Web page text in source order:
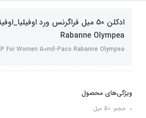
Rabanne Olympea
For Women 50mil-Paco Rabanne Olympea
ویژگی‌های محصول
حجم: 50 میل